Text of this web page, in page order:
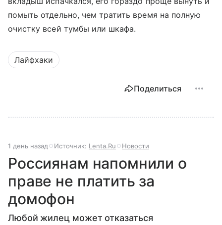
помыть отдельно, чем тратить время на полную
очистку всей тумбы или шкафа.
Лайфхаки
Поделиться
1 день назад Источник: Lenta.Ru Новости
Россиянам напомнили о
праве не платить за
домофон
Любой жилец может отказаться